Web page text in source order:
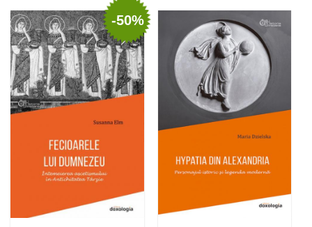
Adaugă în coș Wishlist Adaugă în coș Wishlist
-50%